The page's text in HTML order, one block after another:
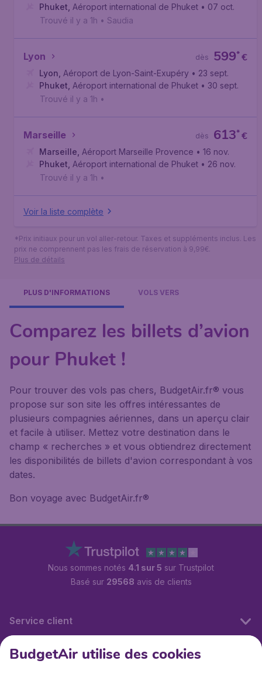
Phuket Aéroport international de Phuket • 07 oct.
Trouvé il y a 1h • Saudia
Lyon €
599*
dès
Lyon Aéroport de Lyon-Saint-Exupéry • 23 sept.
Phuket Aéroport international de Phuket • 30 sept.
Trouvé il y a 1h •
Marseille €
613*
dès
Marseille Aéroport Marseille Provence • 16 nov.
Phuket Aéroport international de Phuket • 26 nov.
Trouvé il y a 1h •
Voir la liste complète
*Prix initiaux pour un vol aller-retour. Taxes et suppléments inclus. Les
prix ne comprennent pas les frais de réservation à 9,99€.
Plus de détails
PLUS D'INFORMATIONS VOLS VERS
Comparez les billets d’avion
pour Phuket !
Pour trouver des vols pas chers, BudgetAir.fr® vous
propose sur son site les offres intéressantes de
plusieurs compagnies aériennes, dans un aperçu clair
et facile à utiliser. Mettez votre destination dans le
champ « recherches » et vous obtiendrez directement
les disponibilités de billets d'avion correspondant à vos
dates.
Bon voyage avec BudgetAir.fr®
Nous sommes notés 4.1 sur 5 sur Trustpilot
Basé sur 29568 avis de clients
Service client
BudgetAir.fr
BudgetAir utilise des cookies